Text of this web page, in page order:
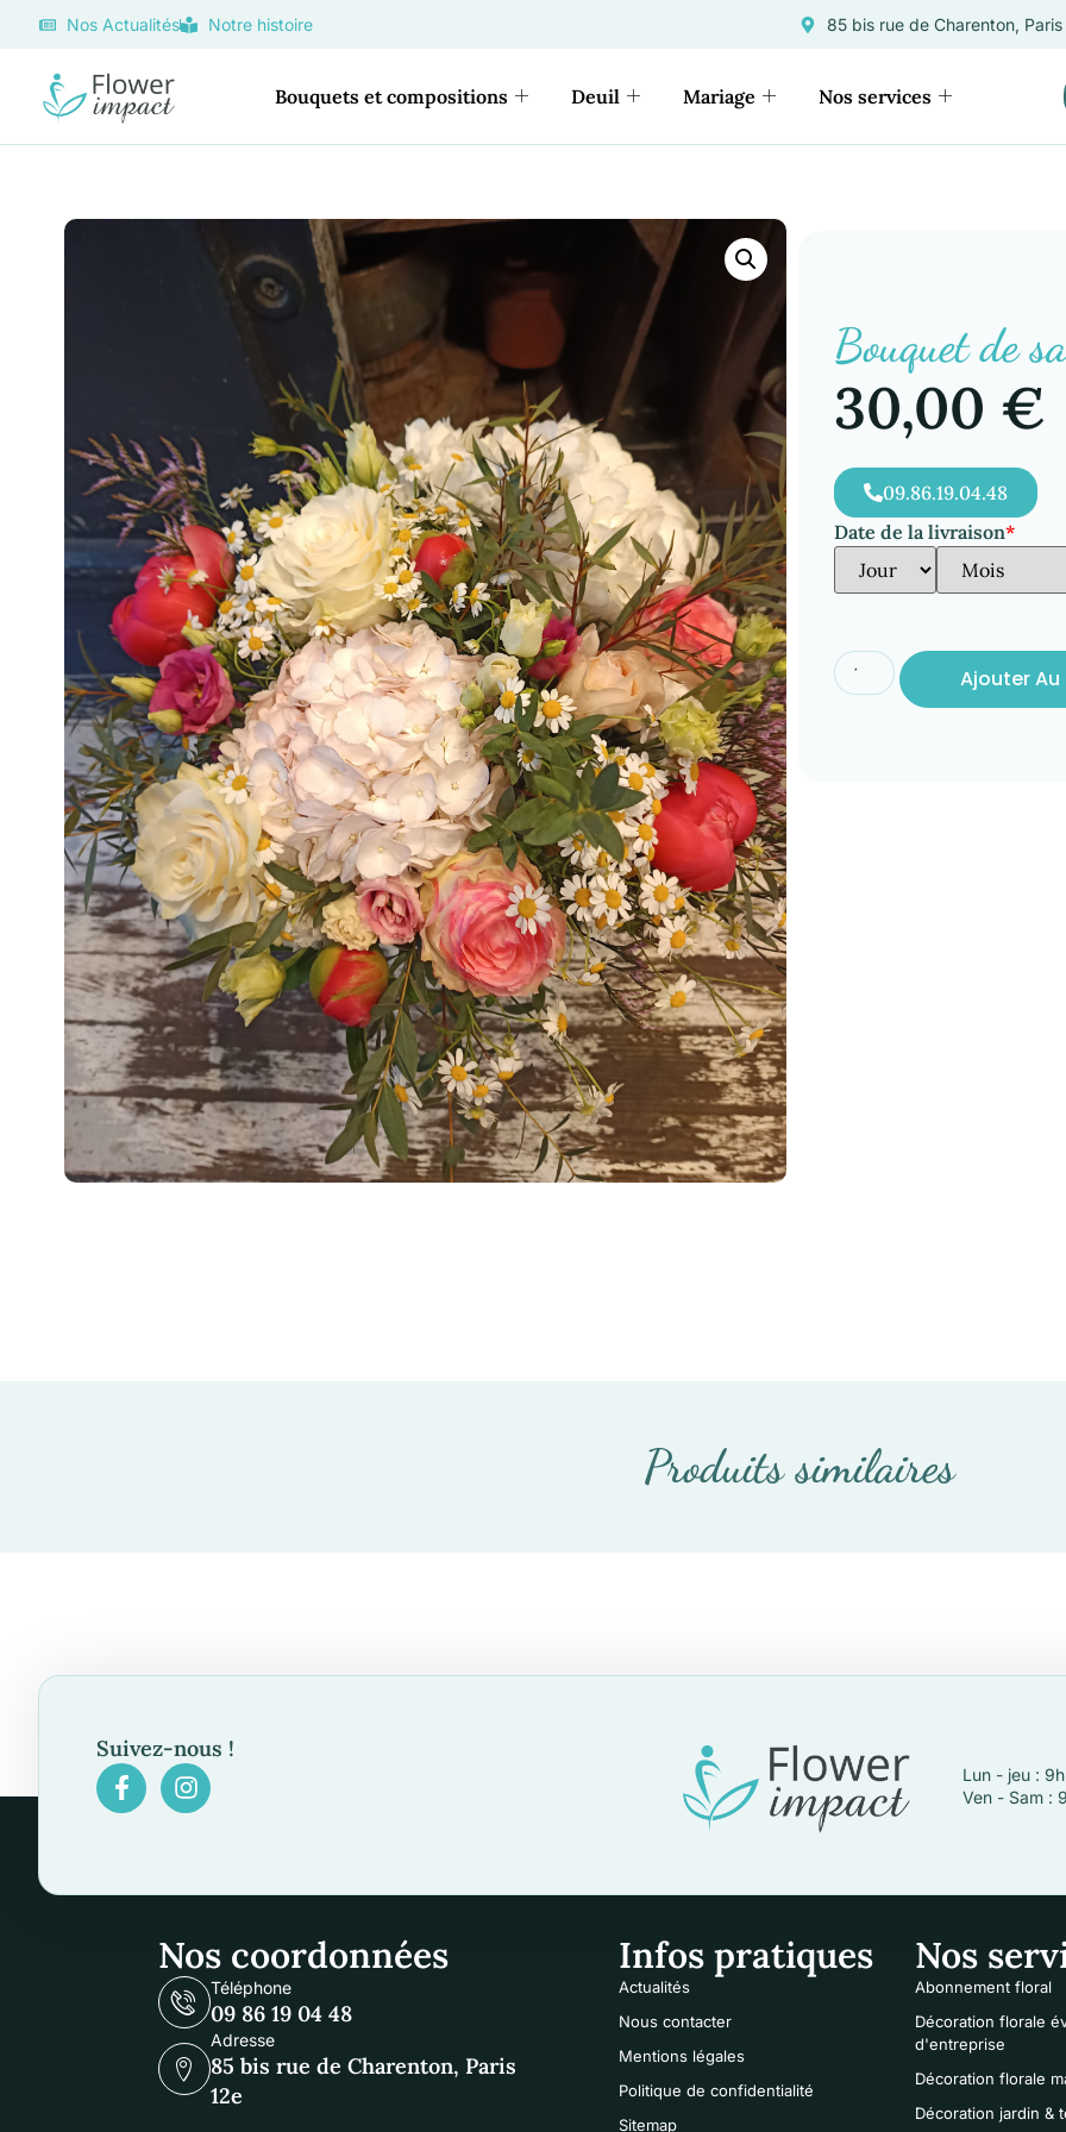
Nos Actualités Notre histoire 85 bis rue de Charenton, Paris
Bouquets et compositions Deuil Mariage Nos services
Bouquet de
30,00 €
09.86.19.04.48
*
Date de la livraison
Ajouter Au
Produits similaires
Suivez-nous !
Lun - jeu :
Ven - Sam :
Nos coordonnées
Téléphone
09 86 19 04 48
Adresse
85 bis rue de Charenton, Paris
12e
Infos pratiques
Actualités
Nous contacter
Mentions légales
Politique de confidentialité
Sitemap
Nos
Abonnement floral
Décoration florale
d'entreprise
Décoration florale
Décoration jardin &